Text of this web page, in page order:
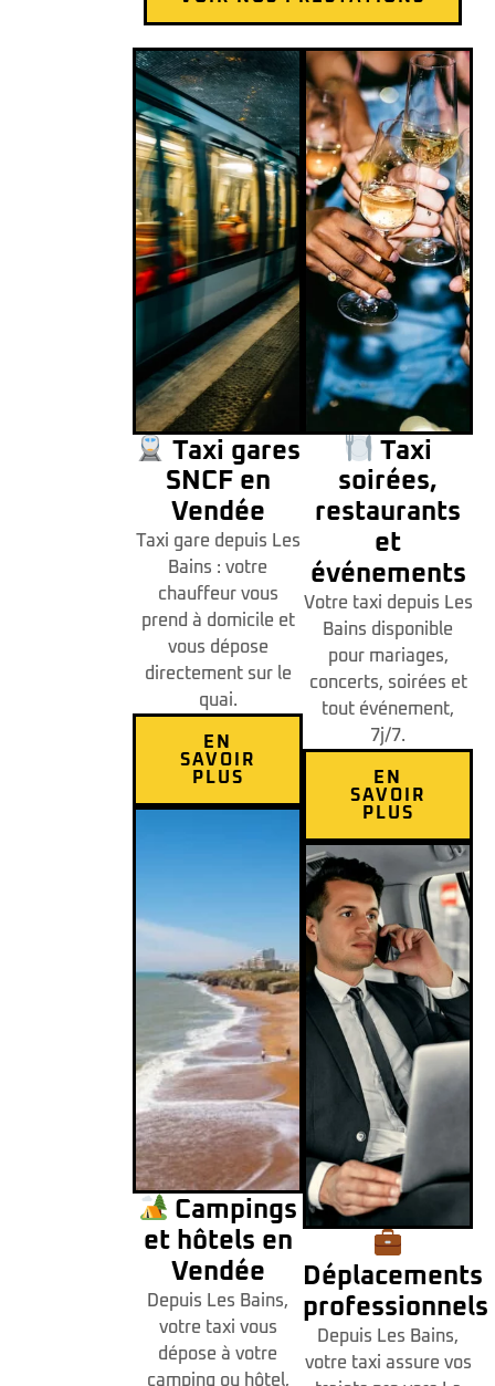
Taxi gares
SNCF en
Vendée
Taxi gare depuis Les
Bains : votre
chauffeur vous
prend à domicile et
vous dépose
directement sur le
quai.
EN
SAVOIR
PLUS
Campings
et hôtels en
Vendée
Depuis Les Bains,
votre taxi vous
dépose à votre
camping ou hôtel,
Taxi
soirées,
restaurants
et
événements
Votre taxi depuis Les
Bains disponible
pour mariages,
concerts, soirées et
tout événement,
7j/7.
EN
SAVOIR
PLUS
Déplacements
professionnels
Depuis Les Bains,
votre taxi assure vos